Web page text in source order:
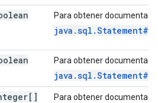
Para obtener
Para obtener
Para obtener